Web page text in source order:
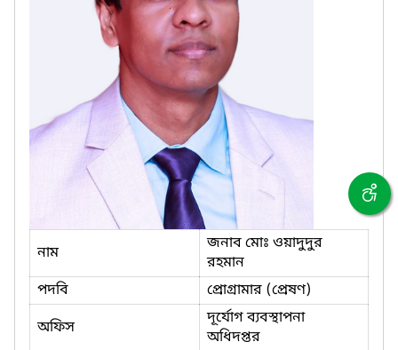
নাম
জনাব মোঃ ওয়াদুদুর
রহমান
পদবি
প্রোগ্রামার (প্রেষণ)
অফিস
দূর্যোগ ব্যবস্থাপনা
অধিদপ্তর